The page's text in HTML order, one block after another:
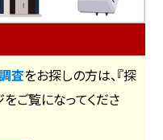
査をお探しの方は、『探
ご覧になってくださ